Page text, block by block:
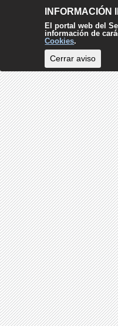
INFORMACIÓN
El portal web del
información de
Cookies.
Cerrar aviso